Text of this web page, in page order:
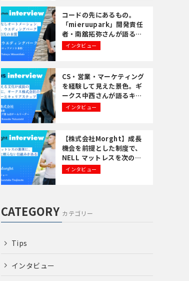
コードの先にあるもの。
「mieruupark」開発責任
者・南舘拓弥さんが語る
「共創するエンジニア」と
いうキャリア
インタビュー
CS・営業・マーケティング
を経験して見えた景色。ギ
ークス中西さんが語るキャ
リアの歩み方
インタビュー
【株式会社Morght】成長
機会を前提とした制度で、
NELL マットレスを次のフ
ェーズへ。
インタビュー
CATEGORY カテゴリー
Tips
インタビュー